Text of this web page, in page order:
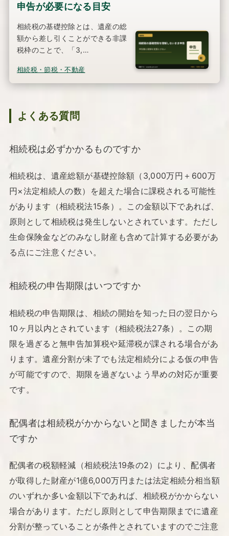
申告が必要になる目安
相続税の基礎控除とは、遺産の総
額から差し引くことができる非課
税枠のことで、「3,…
相続税・節税・不動産
よくある質問
相続税は必ずかかるものですか
相続税は、遺産総額が基礎控除額（3,000万円＋600万
円×法定相続人の数）を超えた場合に課税される可能性
があります（相続税法15条）。この金額以下であれば、
原則として相続税は発生しないとされています。ただし
生命保険金などのみなし財産も含めて計算する必要があ
る点にご注意ください。
相続税の申告期限はいつですか
相続税の申告期限は、相続の開始を知った日の翌日から
10ヶ月以内とされています（相続税法27条）。この期
限を過ぎると無申告加算税や延滞税が課される場合があ
ります。遺産分割が未了でも法定相続分による仮の申告
が可能ですので、期限を過ぎないよう早めの対応が重要
です。
配偶者は相続税がかからないと聞きましたが本当
ですか
配偶者の税額軽減（相続税法19条の2）により、配偶者
が取得した財産が1億6,000万円または法定相続分相当額
のいずれか多い金額以下であれば、相続税がかからない
場合があります。ただし原則として申告期限までに遺産
分割が整っていることが条件とされていますのでご注意